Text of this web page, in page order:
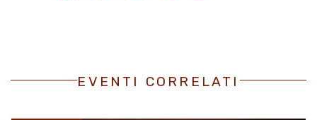
EVENTI CORRELATI